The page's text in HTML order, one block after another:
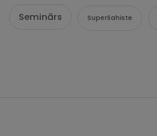
Seminārs Superšahiste